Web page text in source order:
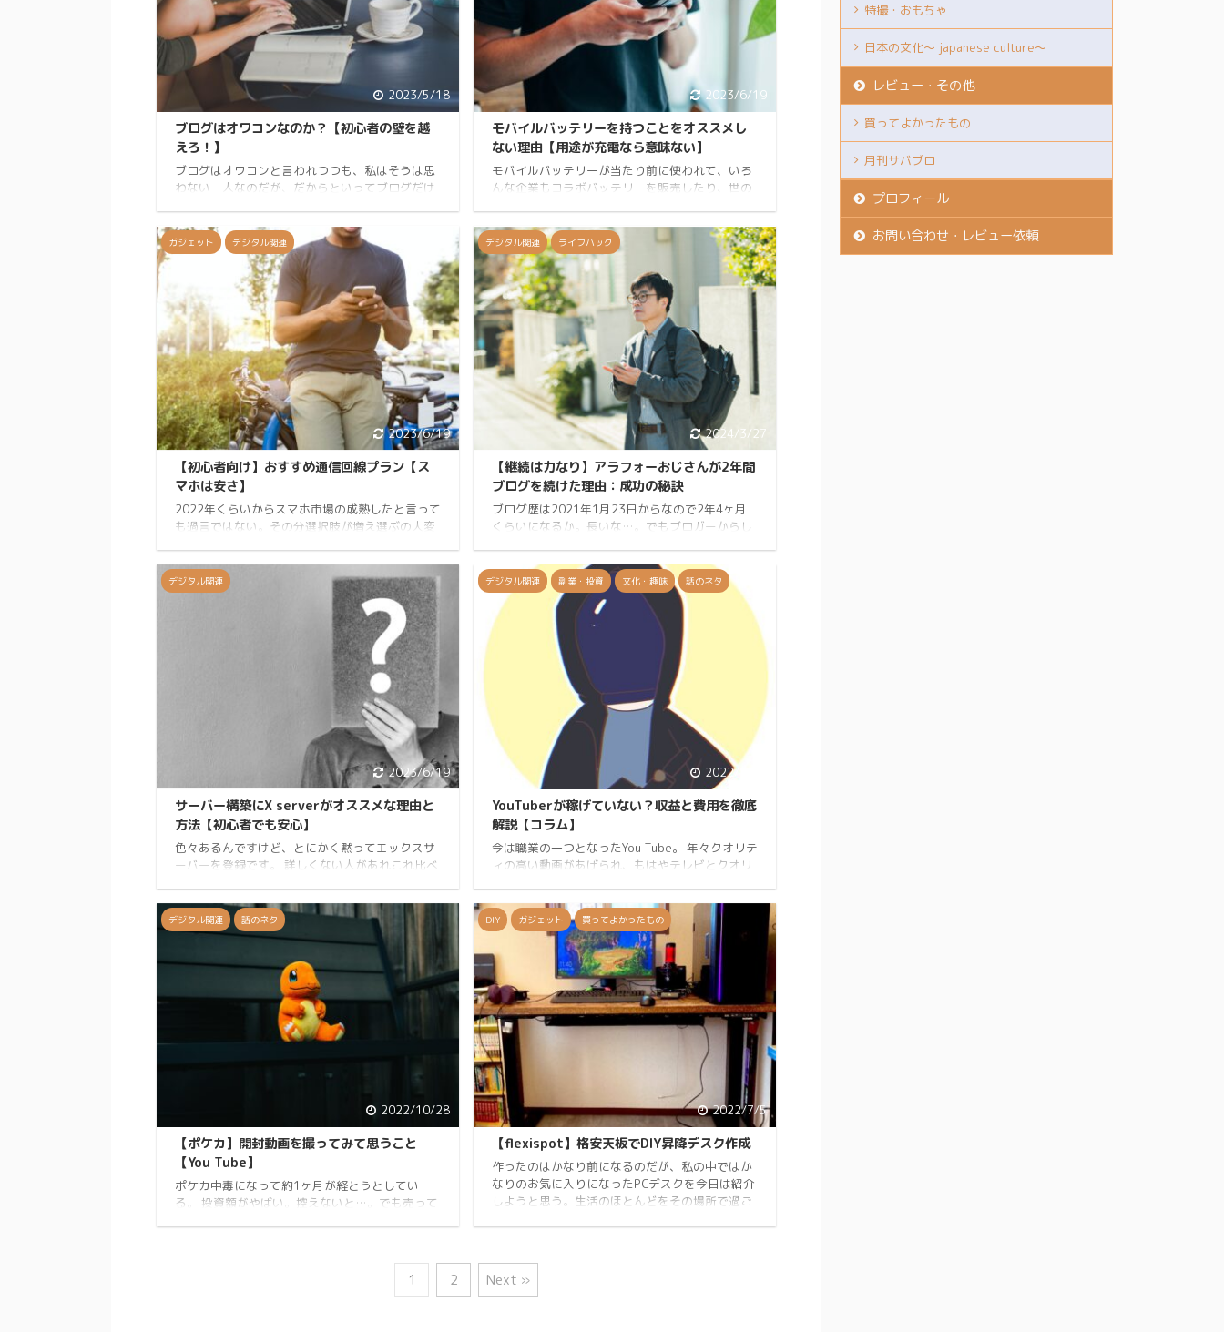
気になる疑問まで、徹底的に調査しまし ...
SNS、メッセージのやり取り等スマホでないと無
...
2023/5/18
ブログはオワコンなのか？【初心者の壁を越
えろ！】
ブログはオワコンと言われつつも、私はそうは思
わない一人なのだが、だからといってブログだけ
して情報発信はされる。 今回は各種SNSの特徴と
向き不向きについて話をする。私個人の見解なの
で全てではないことは先に言っておく。 あと、ブ
ログが何故オワコンではないか、書かなくなる理
由も含めて解説していく。 きなこKINAKOです。
Twitter、Instagramをやっています。自己紹介
You Tu ...
2023/6/19
モバイルバッテリーを持つことをオススメし
ない理由【用途が充電なら意味ない】
モバイルバッテリーが当たり前に使われて、いろ
んな企業もコラボバッテリーを販売したり、世の
うなら何がいいのか。私目線で解説してみる。 き
なこKINAKOです。Twitter、Instagramをやって
います。自己紹介 モバブって言わないの？ どこ
ぞの誰にもモバブって言って通じない。 なんで？
てか略さないらしい。そうなんだ。 ていうか、モ
バブって使ってたけど元々の名前を知らなかった
ので調べてみた。 三洋電 ...
ガジェット デジタル関連
2023/6/19
【初心者向け】おすすめ通信回線プラン【ス
マホは安さ】
2022年くらいからスマホ市場の成熟したと言って
も過言ではない。その分選択肢が増え選ぶの大変
な色を選べばなんでもいいと思う。あとバッテリ
ーが１日は使えるかどうかだ。 iPhoneで言えば
12以降、androidならGalaxy S20以降、Pixel 6a、
あたりを買えばとりあえず大丈夫。 説明自体は分
かりやすく簡単にしたので見てもらえればと思
う。 きなこKINAKOです。Twitter、Instagramを
やっています。自己紹介 おすすめの通信回線は一
デジタル関連 ライフハック
2024/3/27
【継続は力なり】アラフォーおじさんが2年間
ブログを続けた理由：成功の秘訣
ブログ歴は2021年1月23日からなので2年4ヶ月
くらいになるか。長いな…。でもブロガーからし
とはいえとりあえず２年を過ぎてよくもまぁ書け
ていると自分を褒めたい。 そんな毎日更新してい
るわけでもないし、現状は今までの結果なのだか
ら問題はない。 今回はそんなブログ歴が浅い人向
けに曲がりなりにも続けてこれた人がどういった
状態なのかを解説できればと思う。 これを読んで
モチベ復活してくれれば幸いだ。 記事数は100件
くらいか？ちゃんと見てないけどそんくらい。 2
デジタル関連
2023/6/19
サーバー構築にX serverがオススメな理由と
方法【初心者でも安心】
色々あるんですけど、とにかく黙ってエックスサ
ーバーを登録です。 詳しくない人があれこれ比べ
感わかないと思います。 きなこKINAKOです。
Twitter、Instagramをやっています。自己紹介 X
serverとは X serverは、コンピュータのグラフ
ィカルユーザーインターフェース（GUI）を表示
するためのプログラムの一つです。GUIとは、ウ
ィンドウやアイコン、ボタン、スクロールバーな
どがある、操作しやすい画 ...
デジタル関連 副業・投資 文化・趣味 話のネタ
2022/11/7
YouTuberが稼げていない？収益と費用を徹底
解説【コラム】
今は職業の一つとなったYou Tube。 年々クオリテ
ィの高い動画があげられ、もはやテレビとクオリ
どれくらい稼げているのか気になりますよね。 今
回はそんなYouTuberは儲かっているのか、それと
も…な話をしていきたいと思います。 ではやって
いきましょう！ きなこKINAKOです。Twitter、
Instagramをやっています。自己紹介 正直儲かっ
ている チャンネル登録者数1000人以上、過去1 ...
デジタル関連 話のネタ
2022/10/28
【ポケカ】開封動画を撮ってみて思うこと
【You Tube】
ポケカ中毒になって約1ヶ月が経とうとしてい
る。 投資額がやばい。控えないと…。でも売って
ど、そこで色々思うことができたので今日はそれ
DIY ガジェット 買ってよかったもの
2022/7/5
【flexispot】格安天板でDIY昇降デスク作成
作ったのはかなり前になるのだが、私の中ではか
なりのお気に入りになったPCデスクを今日は紹介
しようと思う。生活のほとんどをその場所で過ご
のも、仕事をするのも、しゃべるのも、調べもの
1 2 Next »
特撮・おもちゃ
日本の文化～ japanese culture～
レビュー・その他
買ってよかったもの
月刊サバブロ
プロフィール
お問い合わせ・レビュー依頼